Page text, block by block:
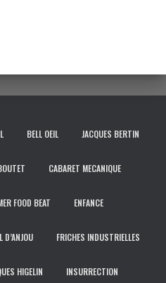
BELL OEIL JACQUES BERTIN
CABARET MECANIQUE
FOOD BEAT ENFANCE
D’ANJOU FRICHES INDUSTRIELLES
HIGELIN INSURRECTION